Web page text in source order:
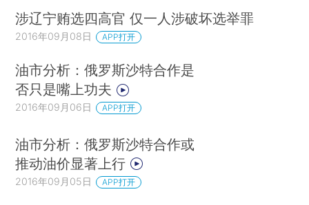
涉辽宁贿选四高官 仅一人涉破坏选举罪
2016年09月08日 APP打开
油市分析：俄罗斯沙特合作是
否只是嘴上功夫
2016年09月06日 APP打开
油市分析：俄罗斯沙特合作或
推动油价显著上行
2016年09月05日 APP打开